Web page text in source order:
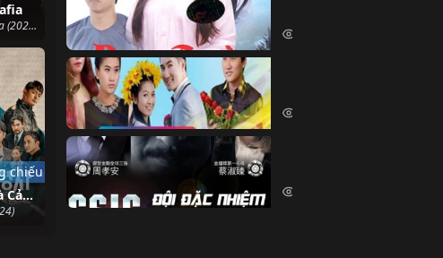
Mafia Mamma (2023)
Tài Phiệt và Cảnh Sát
chiếu